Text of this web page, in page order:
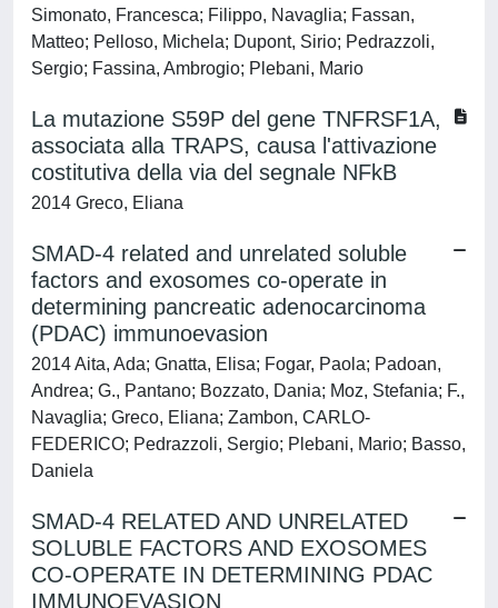
Simonato, Francesca; Filippo, Navaglia; Fassan,
Matteo; Pelloso, Michela; Dupont, Sirio; Pedrazzoli,
Sergio; Fassina, Ambrogio; Plebani, Mario
La mutazione S59P del gene TNFRSF1A,
associata alla TRAPS, causa l'attivazione
costitutiva della via del segnale NFkB
2014 Greco, Eliana
SMAD-4 related and unrelated soluble
factors and exosomes co-operate in
determining pancreatic adenocarcinoma
(PDAC) immunoevasion
2014 Aita, Ada; Gnatta, Elisa; Fogar, Paola; Padoan,
Andrea; G., Pantano; Bozzato, Dania; Moz, Stefania; F.,
Navaglia; Greco, Eliana; Zambon, CARLO-
FEDERICO; Pedrazzoli, Sergio; Plebani, Mario; Basso,
Daniela
SMAD-4 RELATED AND UNRELATED
SOLUBLE FACTORS AND EXOSOMES
CO-OPERATE IN DETERMINING PDAC
IMMUNOEVASION